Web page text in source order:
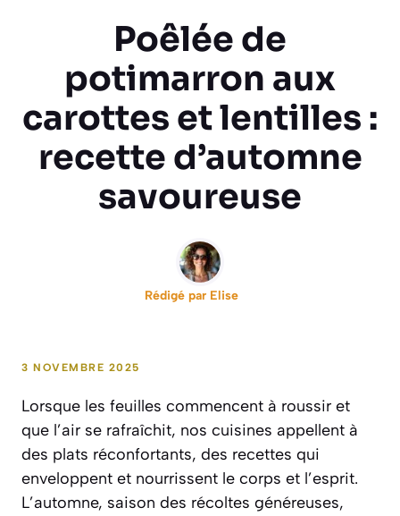
Poêlée de
potimarron aux
carottes et lentilles :
recette d’automne
savoureuse
Rédigé par Elise
3 NOVEMBRE 2025
Lorsque les feuilles commencent à roussir et
que l’air se rafraîchit, nos cuisines appellent à
des plats réconfortants, des recettes qui
enveloppent et nourrissent le corps et l’esprit.
L’automne, saison des récoltes généreuses,